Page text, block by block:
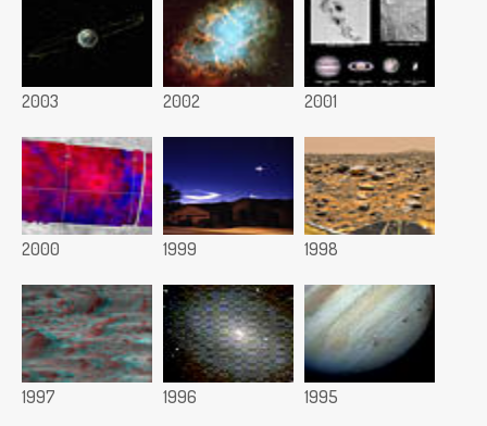
2003 2002 2001
2000 1999 1998
1997 1996 1995